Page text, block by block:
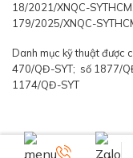
18/2021/XNQC-
179/2025/XNQC-
Danh mục kỹ thuật được
470/QĐ-SYT; số 1877/
1174/QĐ-SYT